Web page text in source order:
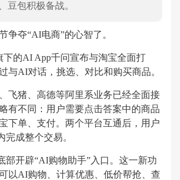
豆包积极备战。
争夺“AI电商”的心智了。
下的AI App千问宣布与淘宝全面打
与AI对话，挑选、对比和购买商品。
飞猪、高德等阿里系业务已经全面接
有不同：用户需要点击答案中的商品
下单、支付。两个平台互通后，用户
完成整个交易。
部开辟“AI购物助手”入口。这一新功
以AI购物、计算优惠、低价帮抢、查